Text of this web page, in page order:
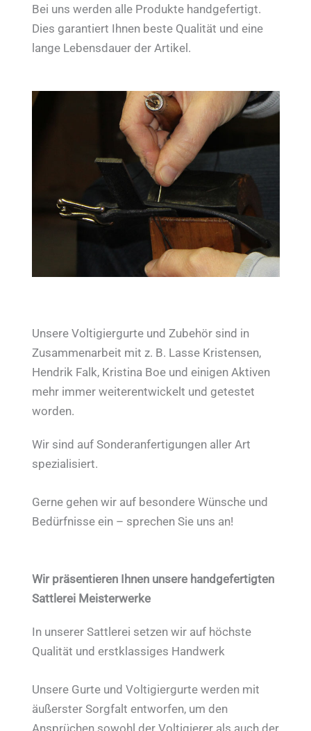
Bei uns werden alle Produkte handgefertigt.
Dies garantiert Ihnen beste Qualität und eine
lange Lebensdauer der Artikel.
Unsere Voltigiergurte und Zubehör sind in
Zusammenarbeit mit z. B. Lasse Kristensen,
Hendrik Falk, Kristina Boe und einigen Aktiven
mehr immer weiterentwickelt und getestet
worden.
Wir sind auf Sonderanfertigungen aller Art
spezialisiert.
Gerne gehen wir auf besondere Wünsche und
Bedürfnisse ein – sprechen Sie uns an!
Wir präsentieren Ihnen unsere handgefertigten
Sattlerei Meisterwerke
In unserer Sattlerei setzen wir auf höchste
Qualität und erstklassiges Handwerk
Unsere Gurte und Voltigiergurte werden mit
äußerster Sorgfalt entworfen, um den